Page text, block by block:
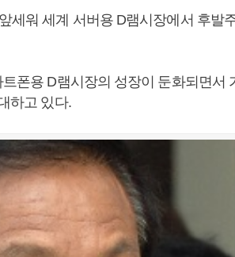
세워 세계 서버용 D램시장에서 후발
폰용 D램시장의 성장이 둔화되면서
하고 있다.